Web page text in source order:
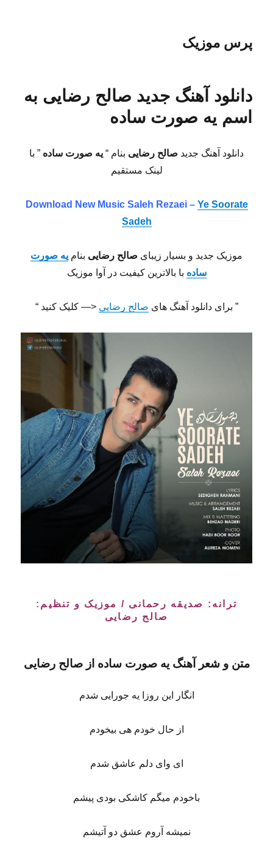
پرس موزیک
دانلود آهنگ جدید صالح رضایی به
اسم یه صورت ساده
دانلود آهنگ جدید صالح رضایی بنام “ یه صورت ساده ” با
لینک مستقیم
Download New Music Saleh Rezaei – Ye Soorate
Sadeh
موزیک جدید و بسیار زیبای صالح رضایی بنام یه صورت
ساده با بالاترین کیفیت در آوا موزیک
” برای دانلود آهنگ های صالح رضایی <— کلیک کنید “
ترانه: صدیقه رحمانی / موزیک و تنظیم:
صالح رضایی
متن و شعر آهنگ یه صورت ساده از صالح رضایی
انگار این روزا یه جورایی شدم
از حال خودم هی بیخودم
ای وای دلم عاشق شدم
باخودم میگم کاشکی بودی پیشم
نمیشه آروم عشق دو آتیشم